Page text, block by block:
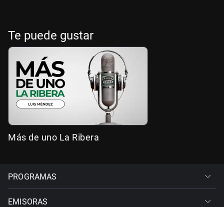
Te puede gustar
Más de uno La Ribera
PROGRAMAS
EMISORAS